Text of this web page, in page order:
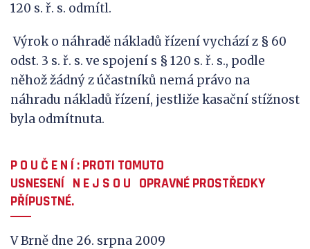
120 s. ř. s. odmítl.
Výrok o náhradě nákladů řízení vychází z § 60
odst. 3 s. ř. s. ve spojení s § 120 s. ř. s., podle
něhož žádný z účastníků nemá právo na
náhradu nákladů řízení, jestliže kasační stížnost
byla odmítnuta.
P O U Č E N Í: PROTI TOMUTO
USNESENÍ N EJ S O U OPRAVNÉ PROSTŘEDKY
PŘÍPUSTNÉ.
V Brně dne 26. srpna 2009